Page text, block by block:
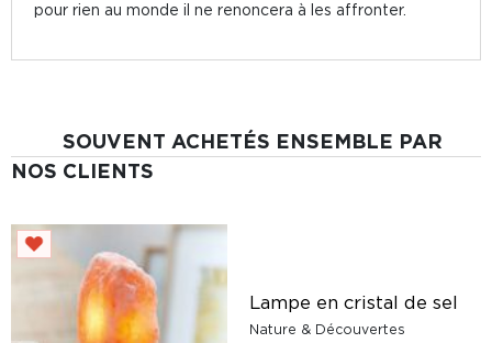
pour rien au monde il ne renoncera à les affronter.
SOUVENT ACHETÉS ENSEMBLE PAR
NOS CLIENTS
Lampe en cristal de sel
Nature & Découvertes